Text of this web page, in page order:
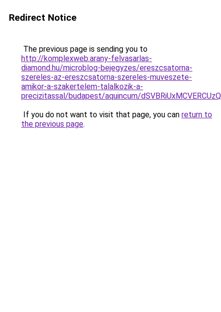
Redirect Notice
The previous page is sending you to
http://komplexweb.arany-felvasarlas-
diamond.hu/microblog-bejegyzes/ereszcsatorna-
szereles-az-ereszcsatorna-szereles-muveszete-
amikor-a-szakertelem-talalkozik-a-
precizitassal/budapest/aquincum/
If you do not want to visit that page, you can return to
the previous page.